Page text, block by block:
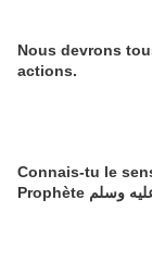
Nous devrons
actions.
Connais-tu le